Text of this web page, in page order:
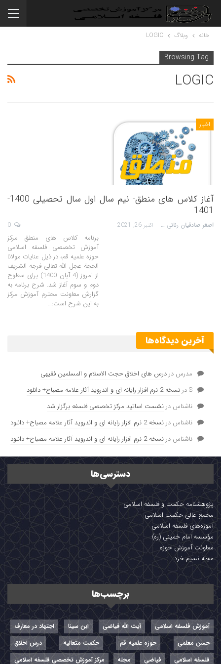
خانه وبلاگ LOGIC
Browsing Tag
LOGIC
اخبار
آغاز کلاس های منطق- نیم سال اول سال تحصیلی 1400-
1401
اصغر صادقیان رنانی اکتبر 26, 2021
برنامه کلاس های منطق مرکز
آموزش تخصصی فلسفه اسلامی
حوزه علمیه قم، در ذیل عنایات مولانا
الحجة عجل الله تعالی فرجه الشریف
از امروز (4 آبان 1400) برای سطوح
دوم و سوم آغاز شد. شرح برنامه به
گزارش معاونت محترم آموزش مرکز
به این شرح است:…
آخرین دیدگاه‌ها
مدرس در درس های اخلاق حجت الاسلام و المسلمین فقیهی
Sدر نسخه 2 نرم افزار رایانه ای و اندروید آثار علامه مصباح+ دانلود
ناشناس در نشست اساتید مرکز تخصصی فلسفه برگزار شد
ناشناس در نسخه 2 نرم افزار رایانه ای و اندروید آثار علامه مصباح+ دانلود
ناشناس در نسخه 2 نرم افزار رایانه ای و اندروید آثار علامه مصباح+ دانلود
دسترسی‌ها
پژوهشنامه حکمت و فلسفه اسلامی
مجمع عالی حکمت اسلامی
آموزه‌های فلسفه اسلامی
مؤسسه امام خمینی (ره)
معاونت آموزش حوزه
مجله نسیم خرد
برچسب‌ها
آموزش فلسفه اسلامی آیت الله فیاضی ابن سینا
اجتهاد در معارف
حسن معلمی
حوزه علمیه قم حکمت متعالیه
درس اخلاق
فلسفه اسلامی
فیاضی مجله مرکز آموزش تخصصی فلسفه اسلامی